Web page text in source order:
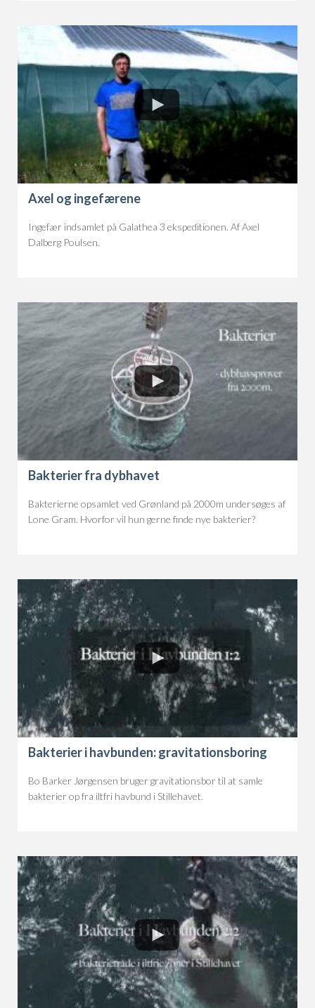
Axel og ingefærene
Ingefær indsamlet på Galathea 3 ekspeditionen. Af Axel
Dalberg Poulsen.
Bakterier fra dybhavet
Bakterierne opsamlet ved Grønland på 2000m undersøges af
Lone Gram. Hvorfor vil hun gerne finde nye bakterier?
Bakterier i havbunden: gravitationsboring
Bo Barker Jørgensen bruger gravitationsbor til at samle
bakterier op fra iltfri havbund i Stillehavet.